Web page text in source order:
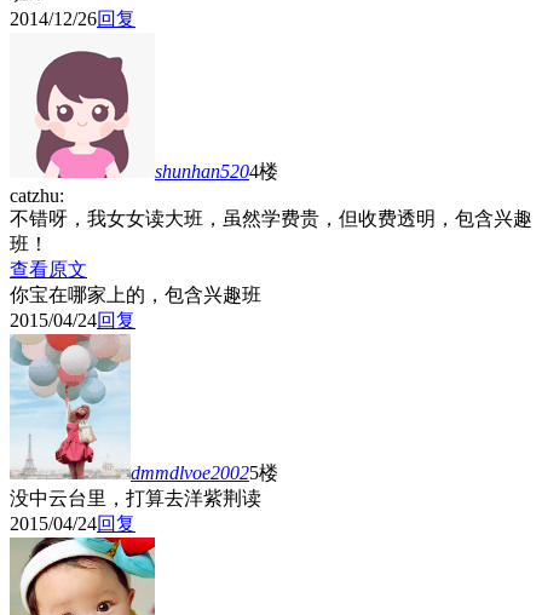
2014/12/26回复
shunhan5204楼
catzhu:
不错呀，我女女读大班，虽然学费贵，但收费透明，包含兴趣
班！
查看原文
你宝在哪家上的，包含兴趣班
2015/04/24回复
dmmdlvoe20025楼
没中云台里，打算去洋紫荆读
2015/04/24回复